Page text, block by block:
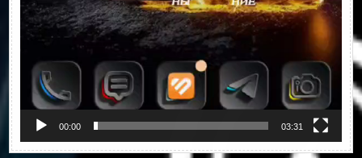
00:00 03:31